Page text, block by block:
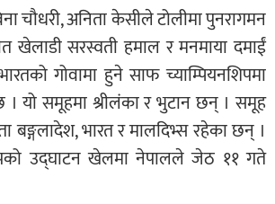
चौधरी, अनिता केसीले टोलीमा पुनरागमन
खेलाडी सरस्वती हमाल र मनमाया दमाईं
गोवामा हुने साफ च्याम्पियनशिपमा
। यो समूहमा श्रीलंका र भुटान छन् । समूह
बङ्गलादेश, भारत र मालदिभ्स रहेका छन् ।
उद्घाटन खेलमा नेपालले जेठ ११ गते